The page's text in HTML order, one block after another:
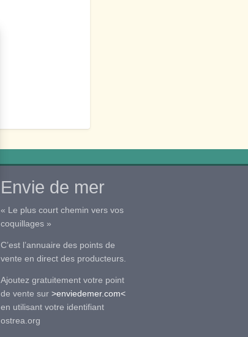
Envie de mer
« Le plus court chemin vers vos
coquillages »
C’est l’annuaire des points de
vente en direct des producteurs.
Ajoutez gratuitement votre point
de vente sur>enviedemer.com<
en utilisant votre identifiant
ostrea.org